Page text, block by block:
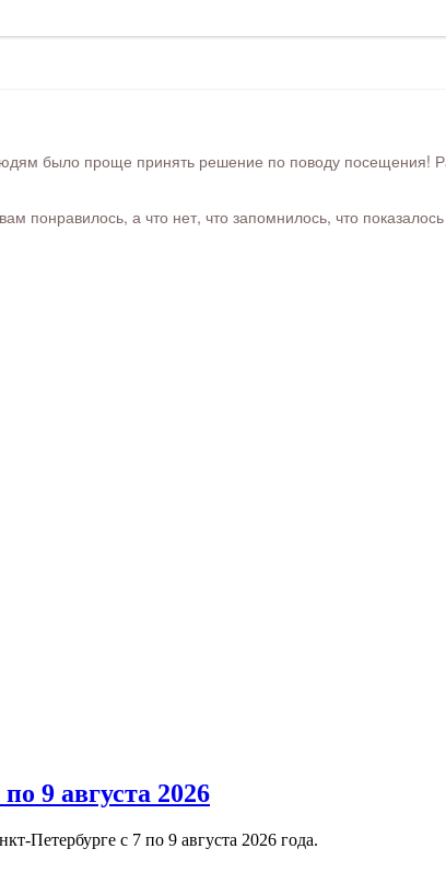
было проще принять решение по поводу посещения!
понравилось, а что нет, что запомнилось, что
9 августа 2026
Петербурге с 7 по 9 августа 2026 года.